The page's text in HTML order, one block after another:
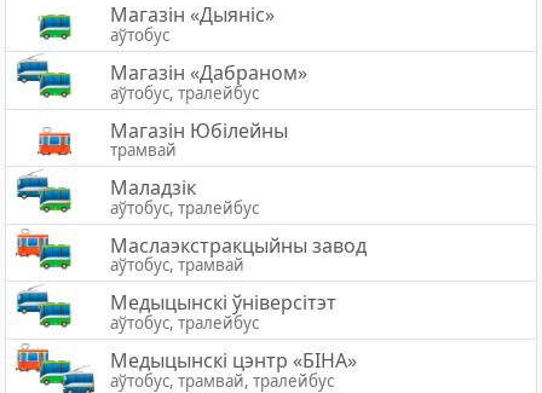
Магазін «Дыяніс»
аўтобус
Магазін «Дабраном»
аўтобус, тралейбус
Магазін Юбілейны
трамвай
Маладзік
аўтобус, тралейбус
Маслаэкстракцыйны завод
аўтобус, трамвай
Медыцынскі ўніверсітэт
аўтобус, тралейбус
Медыцынскi цэнтр «БIНА»
аўтобус, трамвай, тралейбус